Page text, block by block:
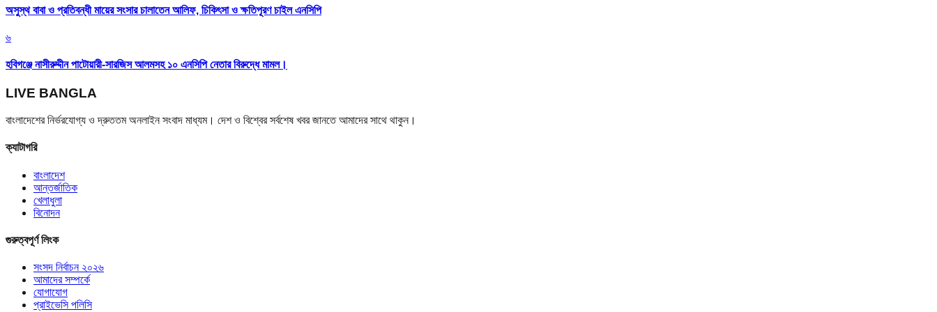
অসুস্থ বাবা ও প্রতিবন্ধী মায়ের সংসার চালাতেন আলিফ, চিকিৎসা ও ক্ষতিপূরণ চাইল এনসিপি
৬
হবিগঞ্জে নাসীরুদ্দীন পাটোয়ারী-সারজিস আলমসহ ১০ এনসিপি নেতার বিরুদ্ধে মামল।
LIVE BANGLA
বাংলাদেশের নির্ভরযোগ্য ও দ্রুততম অনলাইন সংবাদ মাধ্যম। দেশ ও বিশ্বের সর্বশেষ খবর জানতে আমাদের সাথে থাকুন।
ক্যাটাগরি
বাংলাদেশ
আন্তর্জাতিক
খেলাধুলা
বিনোদন
গুরুত্বপূর্ণ লিংক
সংসদ নির্বাচন ২০২৬
আমাদের সম্পর্কে
যোগাযোগ
প্রাইভেসি পলিসি